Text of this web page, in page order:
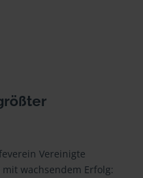
Vereinigte
mit wachsendem Erfolg: